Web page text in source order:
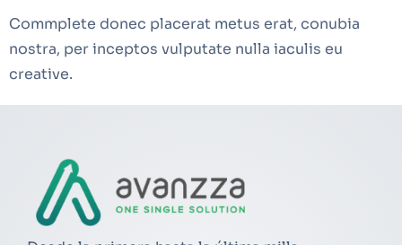
Commplete donec placerat metus erat, conubia
nostra, per inceptos vulputate nulla iaculis eu
creative.